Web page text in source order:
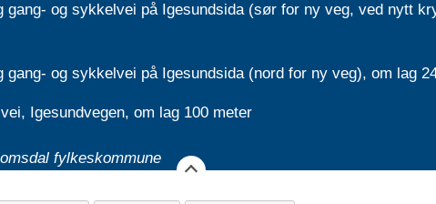
gang- og sykkelvei på Igesundsida (sør for ny veg, ved nytt
gang- og sykkelvei på Igesundsida (nord for ny veg), om lag
Igesundvegen, om lag 100 meter
fylkeskommune